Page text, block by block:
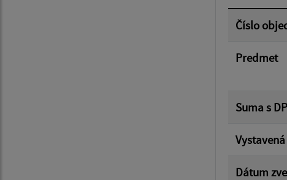
Filtrovať
Číslo
Predmet
Suma s
Vystavená
Dátum